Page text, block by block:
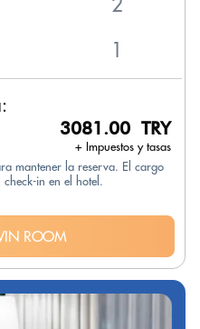
3081.00 TRY
+ Impuestos y tasas
mantener la reserva. El cargo
in en el hotel.
ROOM